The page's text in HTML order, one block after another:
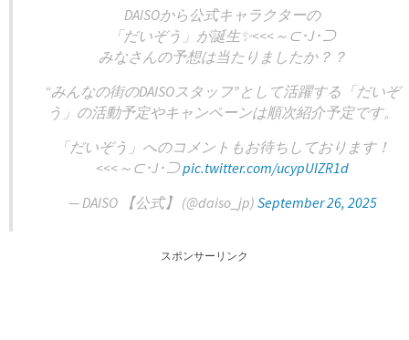
DAISOから公式キャラクターの
「だいぞう」が誕生✨<<<～⊂･J･⊃
みなさんの予想は当たりましたか？？
“みんなの街のDAISOスタッフ”として活躍する「だいぞ
う」の活動予定やキャンペーンは順次紹介予定です。
「だいぞう」へのコメントもお待ちしております！
<<<～⊂･J･⊃pic.twitter.com/ucypUIZR1d
— DAISO 【公式】 (@daiso_jp) September 26, 2025
スポンサーリンク